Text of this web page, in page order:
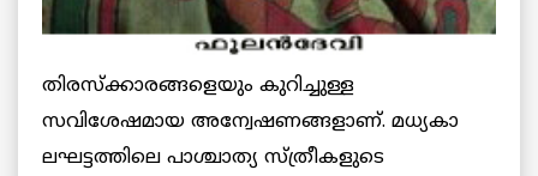
തിരസ്ക്കാരങ്ങളെയും കുറിച്ചുള്ള
സവിശേഷമായ അന്വേഷണങ്ങളാണ്. മധ്യകാ
ലഘട്ടത്തിലെ പാശ്ചാത്യ സ്ത്രീകളുടെ